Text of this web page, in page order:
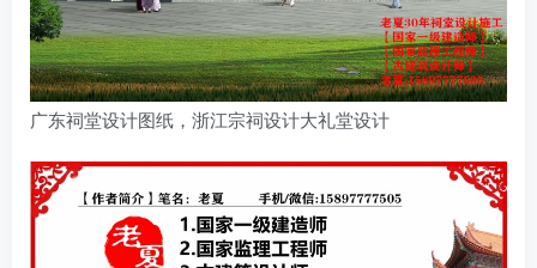
广东祠堂设计图纸，浙江宗祠设计大礼堂设计